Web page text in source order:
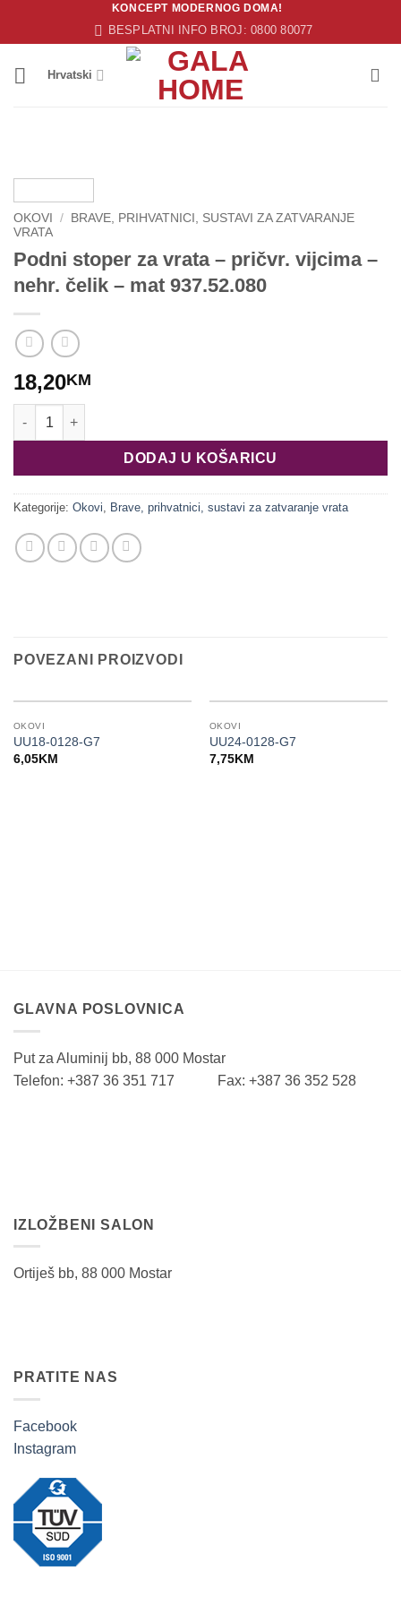
KONCEPT MODERNOG DOMA!
BESPLATNI INFO BROJ: 0800 80077
Hrvatski
OKOVI /
BRAVE, PRIHVATNICI, SUSTAVI ZA ZATVARANJE
VRATA
Podni stoper za vrata – pričvr. vijcima –
nehr. čelik – mat 937.52.080
18,20KM
Podni stoper za vrata - pričvr. vijcima - nehr. čelik - mat
DODAJ U KOŠARICU
Kategorije: Okovi, Brave, prihvatnici, sustavi za zatvaranje vrata
POVEZANI PROIZVODI
OKOVI
UU18-0128-G7
6,05KM
OKOVI
UU24-0128-G7
7,75KM
GLAVNA POSLOVNICA
Put za Aluminij bb, 88 000 Mostar
Telefon: +387 36 351 717 Fax: +387 36 352 528
IZLOŽBENI SALON
Ortiješ bb, 88 000 Mostar
PRATITE NAS
Facebook
Instagram